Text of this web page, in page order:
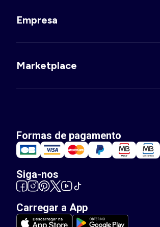
Empresa
Marketplace
Formas de pagamento
Siga-nos
Carregar a App